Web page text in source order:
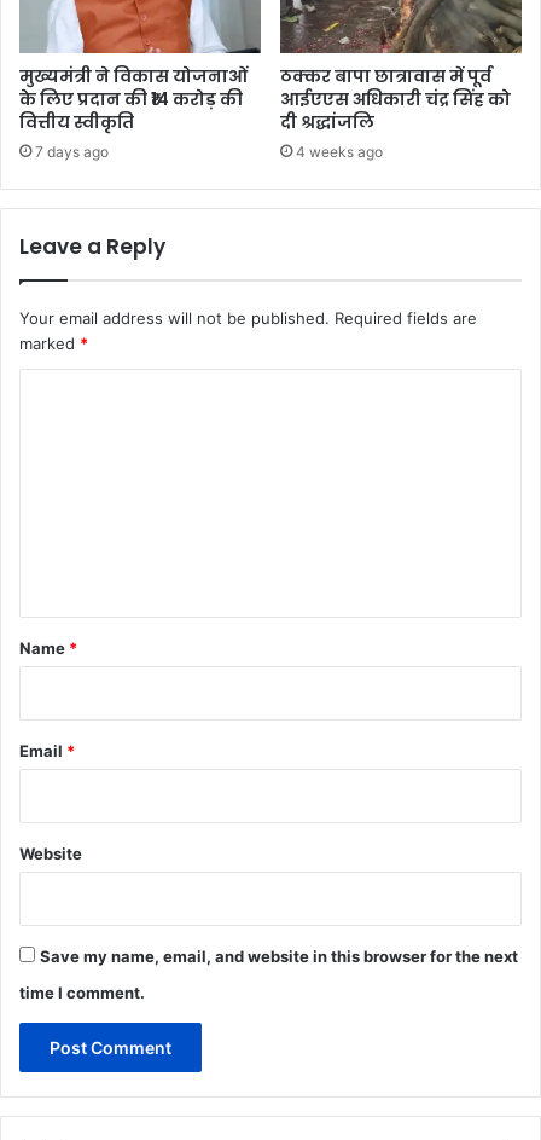
मुख्यमंत्री ने विकास योजनाओं
के लिए प्रदान की ₹14 करोड़ की
वित्तीय स्वीकृति
7 days ago
ठक्कर बापा छात्रावास में पूर्व
आईएएस अधिकारी चंद्र सिंह को
दी श्रद्धांजलि
4 weeks ago
Leave a Reply
Your email address will not be published. Required fields are
marked *
*
Name *
Email *
Website
Save my name, email, and website in this browser for the next
time I comment.